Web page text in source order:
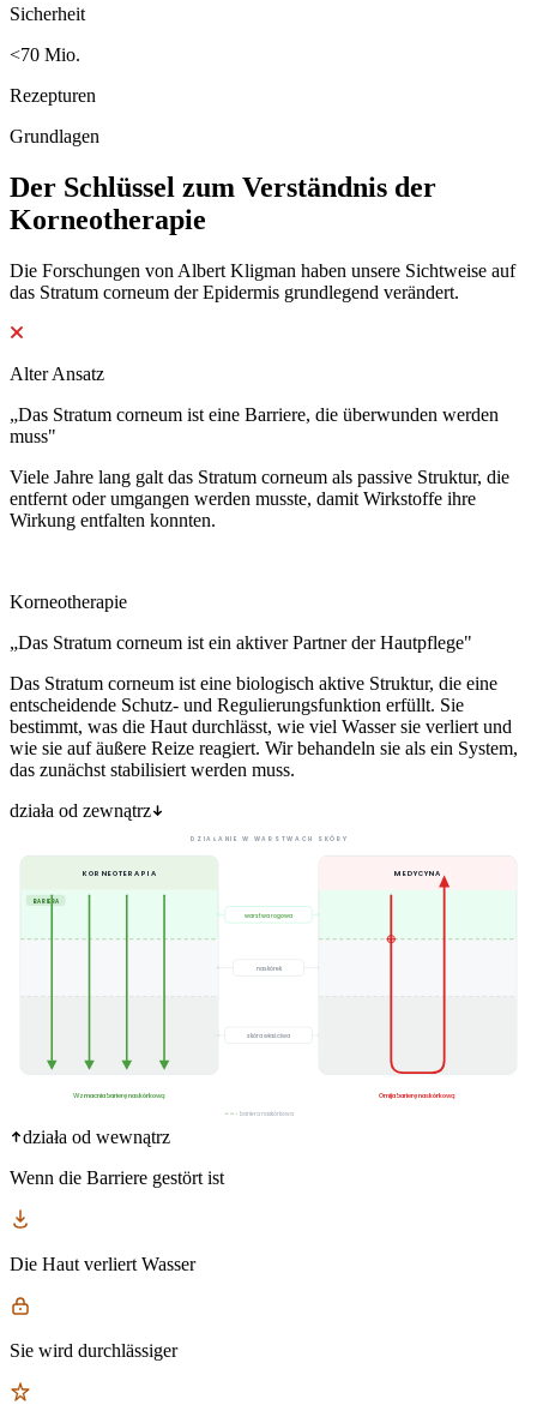
Sicherheit
<70 Mio.
Rezepturen
Grundlagen
Der Schlüssel zum Verständnis der
Korneotherapie
Die Forschungen von Albert Kligman haben unsere Sichtweise auf
das Stratum corneum der Epidermis grundlegend verändert.
Alter Ansatz
„Das Stratum corneum ist eine Barriere, die überwunden werden
muss"
Viele Jahre lang galt das Stratum corneum als passive Struktur, die
entfernt oder umgangen werden musste, damit Wirkstoffe ihre
Wirkung entfalten konnten.
Korneotherapie
„Das Stratum corneum ist ein aktiver Partner der Hautpflege"
Das Stratum corneum ist eine biologisch aktive Struktur, die eine
entscheidende Schutz- und Regulierungsfunktion erfüllt. Sie
bestimmt, was die Haut durchlässt, wie viel Wasser sie verliert und
wie sie auf äußere Reize reagiert. Wir behandeln sie als ein System,
das zunächst stabilisiert werden muss.
działa od zewnątrz
BARIERA
KORNEOTERAPIA
Wzmacnia barierę naskórkową
warstwa rogowa
naskórek
skóra właściwa
MEDYCYNA
Omija barierę naskórkową
DZIAŁANIE W WARSTWACH SKÓRY
bariera naskórkowa
działa od wewnątrz
Wenn die Barriere gestört ist
Die Haut verliert Wasser
Sie wird durchlässiger